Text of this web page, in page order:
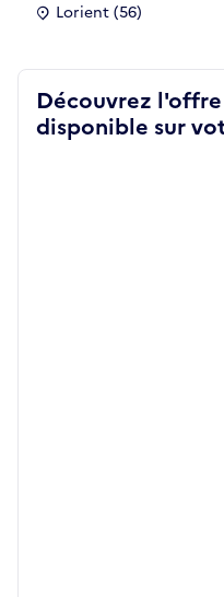
Lorient (56)
Découvrez
disponible sur